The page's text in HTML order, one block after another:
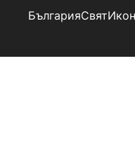
БългарияСвят